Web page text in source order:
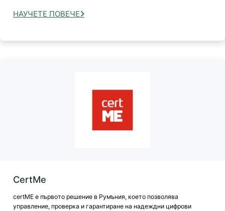
НАУЧЕТЕ ПОВЕЧЕ
CertMe
certME е първото решение в Румъния, което позволява
управление, проверка и гарантиране на надеждни цифрови